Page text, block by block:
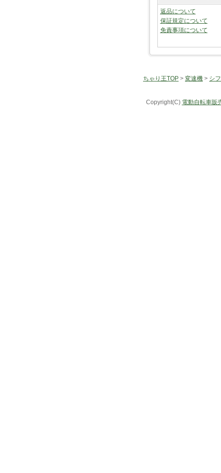
返品について
保証規定について
免責事項について
ちゃり王TOP > 変速機 > シ
Copyright(C) 電動自転車販